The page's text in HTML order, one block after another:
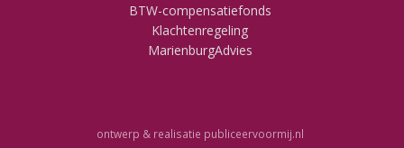
BTW-compensatiefonds
Klachtenregeling
MarienburgAdvies
ontwerp & realisatie publiceervoormij.nl